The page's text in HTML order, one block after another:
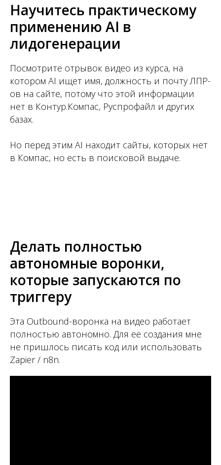
Научитесь практическому
применению AI в
лидогенерации
Посмотрите отрывок видео из курса, на
котором AI ищет имя, должность и почту ЛПР-
ов на сайте, потому что этой информации
нет в Контур.Компас, Руспрофайл и других
базах.
Но перед этим AI находит сайты, которых нет
в Компас, но есть в поисковой выдаче.
Делать полностью
автономные воронки,
которые запускаются по
триггеру
Эта Outbound-воронка на видео работает
полностью автономно. Для её создания мне
не пришлось писать код или использовать
Zapier / n8n.